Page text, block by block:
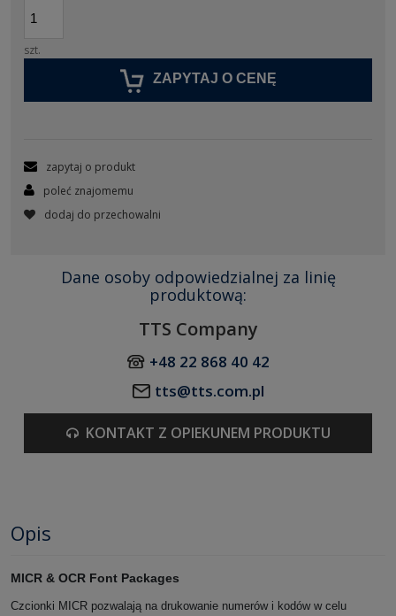
szt.
ZAPYTAJ O CENĘ
zapytaj o produkt
poleć znajomemu
dodaj do przechowalni
Dane osoby odpowiedzialnej za linię
produktową:
TTS Company
+48 22 868 40 42
tts@tts.com.pl
KONTAKT Z OPIEKUNEM PRODUKTU
Opis
MICR & OCR Font Packages
Czcionki MICR pozwalają na drukowanie numerów i kodów w celu